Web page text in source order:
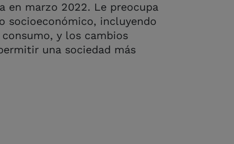
en marzo 2022. Le preocupa
socioeconómico, incluyendo
y los cambios
una sociedad más